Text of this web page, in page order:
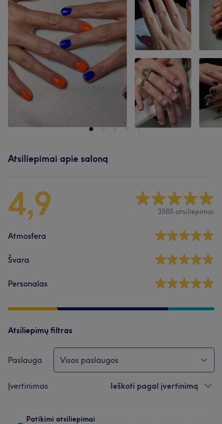
Atsiliepimai apie saloną
4,9 3585 atsiliepimai
Atmosfera
Švara
Personalas
Atsiliepimų filtras
Paslauga Visos paslaugos
Įvertinimas Ieškoti pagal įvertinimą
Patikimi atsiliepimai